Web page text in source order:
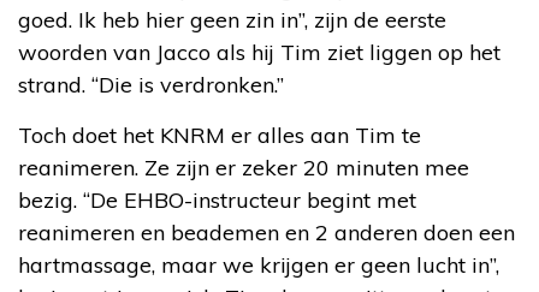
goed. Ik heb hier geen zin in”, zijn de eerste
woorden van Jacco als hij Tim ziet liggen op het
strand. “Die is verdronken.”
Toch doet het KNRM er alles aan Tim te
reanimeren. Ze zijn er zeker 20 minuten mee
bezig. “De EHBO-instructeur begint met
reanimeren en beademen en 2 anderen doen een
hartmassage, maar we krijgen er geen lucht in”,